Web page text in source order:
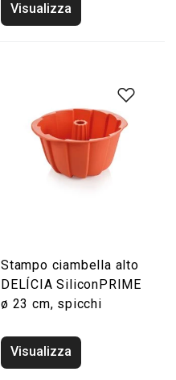
Visualizza
Stampo ciambella alto
DELÍCIA SiliconPRIME
ø 23 cm, spicchi
Visualizza